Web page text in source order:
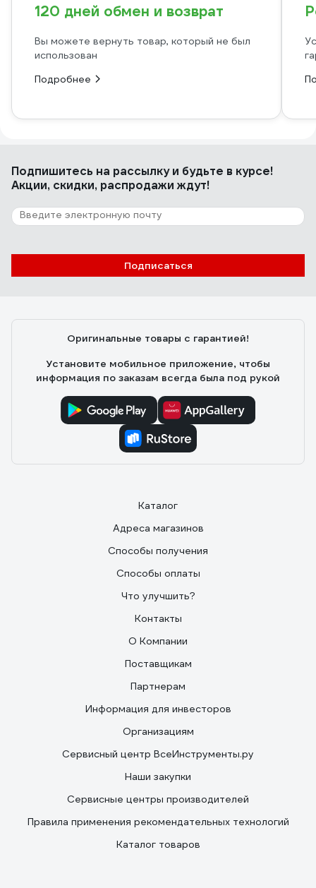
120 дней обмен и возврат
Вы можете вернуть товар, который не был
использован
Подробнее
Подпишитесь на рассылкуи будьте в курсе!
Акции, скидки, распродажи ждут!
Подписаться
Оригинальные товары с гарантией!
Установите мобильное приложение, чтобы
информация по заказам всегда была под рукой
Каталог
Адреса магазинов
Способы получения
Способы оплаты
Что улучшить?
Контакты
О Компании
Поставщикам
Партнерам
Информация для инвесторов
Организациям
Сервисный центр ВсеИнструменты.ру
Наши закупки
Сервисные центры производителей
Правила применения рекомендательных технологий
Каталог товаров